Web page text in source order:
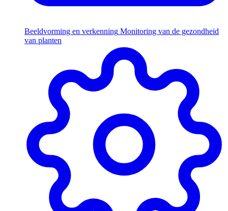
Beeldvorming en verkenning Monitoring van de gezondheid
van planten